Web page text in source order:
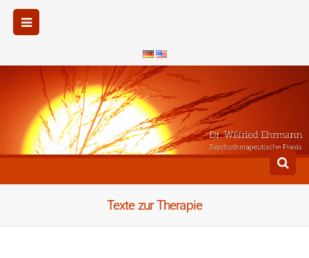
Texte zur Therapie